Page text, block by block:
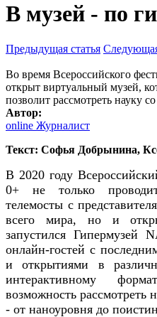
В музей - по
Предыдущая статья
Во время Всероссийского
открыт виртуальный музей,
позволит рассмотреть науку
Автор:
online Журналист
Текст: Софья Добрынина,
В 2020 году
0+ не только
телемосты с
всего мира, но и
запустился Гипермузей
онлайн-гостей с
и открытиями в
интерактивному
возможность рассмотреть
- от наноуровня до